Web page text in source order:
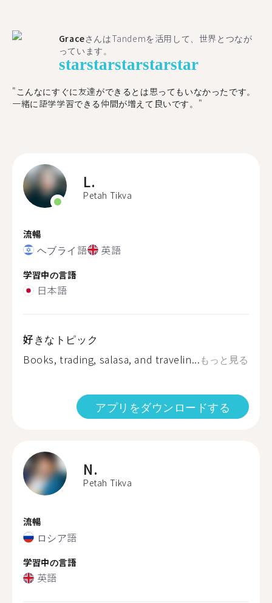
GraceさんはTandemを活用して、世界とつなが
っています。
starstarstarstarstar
"こんなにすぐに友達ができるとは思ってもいなかったです。
一緒に語学学習できる仲間が増えて良いです。"
L.
Petah Tikva
流暢
ヘブライ語 英語
学習中の言語
日本語
好きなトピック
Books, trading, salasa, and travelin...もっと見る
アプリをダウンロードする
N.
Petah Tikva
流暢
ロシア語
学習中の言語
英語